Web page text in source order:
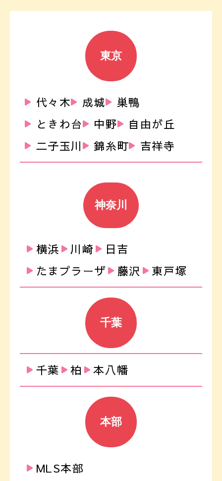
東京
代々木 成城
巣鴨
ときわ台
中野
自由が丘
二子玉川
錦糸町 吉祥寺
神奈川
横浜 川崎
日吉
たまプラーザ
藤沢 東戸塚
千葉
千葉 柏 本八幡
本部
MLS本部